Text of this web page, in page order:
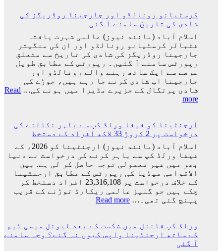
کرسٹیانو رونالڈو اور جارجینا روڈریگز کی
شادی کی تاریخ سامنے آ گئی
اسلام آباد (مانند نیوز) عالمی شہرت یافتہ
فٹبالر کرسٹیانو رونالڈو اور ان کی منگیتر
جارجینا روڈریگز کی شادی کی تاریخ سے متعلق
رپورٹس سامنے آ گئیں۔ رپورٹس کے مطابق طویل
عرصے سے ایک ساتھ رہنے والے رونالڈو اور
جارجینا اب شادی کرنے جا رہے ہیں، جوڑے کی
شادی پرتگال کے جزیرے مڈیرا میں ہونے کی… Read
more
:
اور
جارجینا
روڈریگز
کی
شادی
کی
تاریخ
سامنے
آ
گئی
ارجنٹینا کو فیفا ورلڈ کپ سے باہر نکالنے کی
درخواست پر 2 کروڑ 33 لاکھ افراد کے دستخط
اسلام آباد (مانند نیوز) ارجنٹینا کو 2026ء کے
فیفا ورلڈ کپ سے باہر کرنے کی درخواست نے دنیا
بھر میں غیر معمولی توجہ حاصل کر لی ہے. بین
الاقوامی میڈیا کی رپورٹس کے مطابق ارجنٹینا
کے خلاف درخواست پر 23,316,108 افراد دستخط کر
چکے ہیں جو گنیز عالمی ریکارڈ توڑنے کے قریب
پہنچ گئی تھی۔… Read more
:
فیفا
ورلڈ
ورلڈ کپ فائنل میں شکست کے بعد لیونل میسی ٹیم
کے ساتھ ارجنٹینا واپس کیوں نہ گئے؟ وجہ سامنے
آ گئی